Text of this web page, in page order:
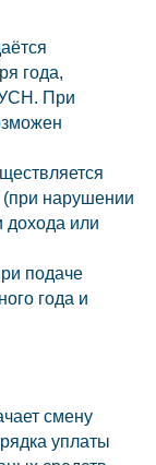
года,
При
(при нарушении
или
подаче
года и
смену
уплаты